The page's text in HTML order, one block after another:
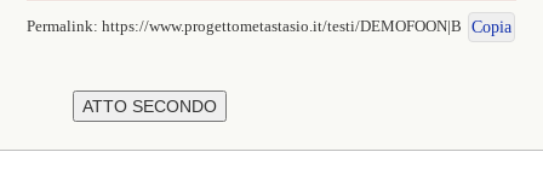
Permalink:https://www.progettometastasio.it/testi/DEMOFOON|B Copia